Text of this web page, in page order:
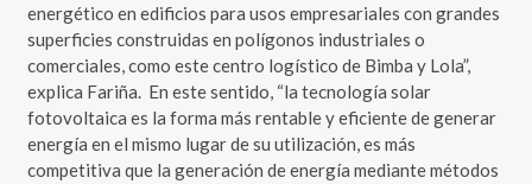
energético en edificios para usos empresariales con grandes
superficies construidas en polígonos industriales o
comerciales, como este centro logístico de Bimba y Lola”,
explica Fariña. En este sentido, “la tecnología solar
fotovoltaica es la forma más rentable y eficiente de generar
energía en el mismo lugar de su utilización, es más
competitiva que la generación de energía mediante métodos